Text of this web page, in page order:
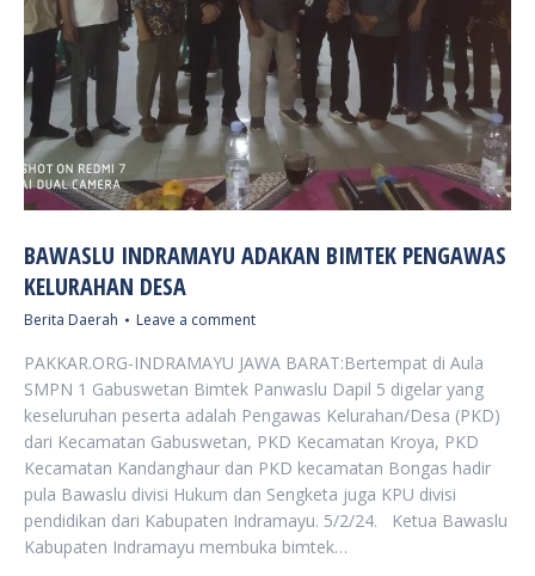
BAWASLU INDRAMAYU ADAKAN BIMTEK PENGAWAS
KELURAHAN DESA
Berita Daerah Leave a comment
PAKKAR.ORG-INDRAMAYU JAWA BARAT:Bertempat di Aula
SMPN 1 Gabuswetan Bimtek Panwaslu Dapil 5 digelar yang
keseluruhan peserta adalah Pengawas Kelurahan/Desa (PKD)
dari Kecamatan Gabuswetan, PKD Kecamatan Kroya, PKD
Kecamatan Kandanghaur dan PKD kecamatan Bongas hadir
pula Bawaslu divisi Hukum dan Sengketa juga KPU divisi
pendidikan dari Kabupaten Indramayu. 5/2/24. Ketua Bawaslu
Kabupaten Indramayu membuka bimtek…